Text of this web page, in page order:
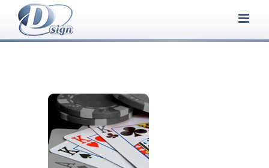
Inhalt
springen